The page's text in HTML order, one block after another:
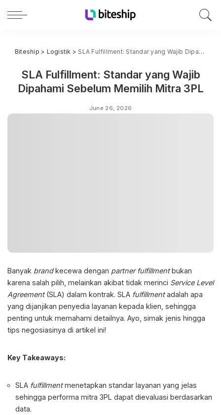
Biteship > Logistik > SLA Fulfillment: Standar yang Wajib Dipahami Sebelum Memilih Mitra 3PL
SLA Fulfillment: Standar yang Wajib
Dipahami Sebelum Memilih Mitra 3PL
June 26, 2026
Banyak brandkecewa dengan partner fulfillmentbukan
karena salah pilih, melainkan akibat tidak merinci Service Level
Agreement(SLA) dalam kontrak. SLA fulfillmentadalah apa
yang dijanjikan penyedia layanan kepada klien, sehingga
penting untuk memahami detailnya. Ayo, simak jenis hingga
tips negosiasinya di artikel ini!
Key Takeaways:
SLA fulfillmentmenetapkan standar layanan yang jelas
sehingga performa mitra 3PL dapat dievaluasi berdasarkan
data.